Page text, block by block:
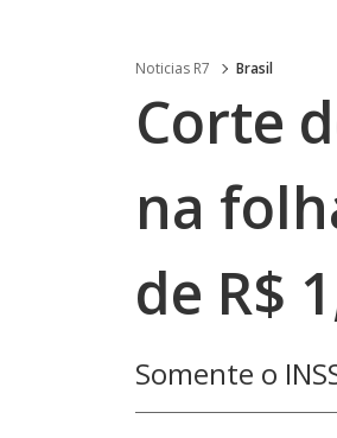
Noticias R7 Brasil
Corte
na
de R$
Somente o